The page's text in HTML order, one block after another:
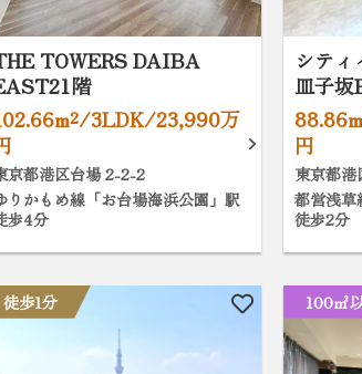
TOWERS DAIBA
階
3LDK/23,990万
京都港区台場 2-2-2
りかもめ線「お台場海浜公園」駅
歩4分
シテ
皿子坂
円
東京都
都営浅草
徒歩2分
徒歩1分 100㎡